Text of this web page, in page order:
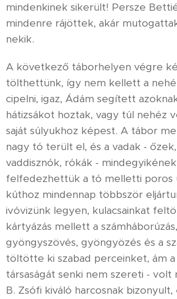
mindenkinek sikerült! Persze
mindenre rájöttek, akár
nekik.
A következő táborhelyen végre
tölthettünk, így nem kellett a
cipelni, igaz, Ádám segített
hátizsákot hoztak, vagy túl nehéz
saját súlyukhoz képest. A tábor
nagy tó terült el, és a vadak -
vaddisznók, rókák -
felfedezhettük a tó melletti poros
kúthoz mindennap többször
ivóvizünk legyen, kulacsainkat
kártyázás mellett a
gyöngyszövés, gyöngyözés és a
töltötte ki szabad perceinket, ám a
társaságát senki nem szereti - volt
B. Zsófi kiváló harcosnak